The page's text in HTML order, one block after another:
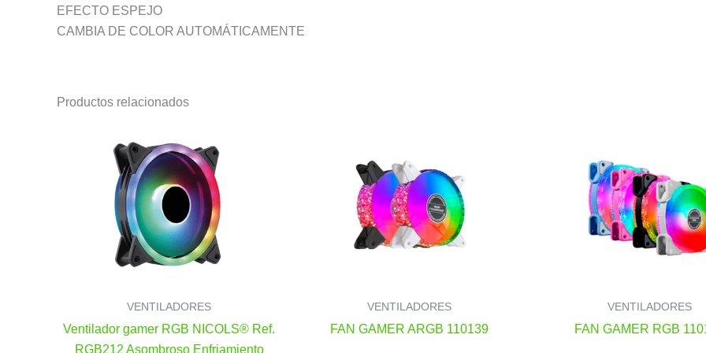
EFECTO ESPEJO
CAMBIA DE COLOR AUTOMÁTICAMENTE
Productos relacionados
VENTILADORES
Ventilador gamer RGB NICOLS® Ref.
RGB212 Asombroso Enfriamiento
VENTILADORES
FAN GAMER ARGB 110139
VENTILADORES
FAN GAMER RGB